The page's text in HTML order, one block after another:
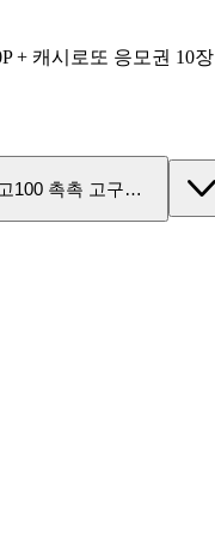
+ 캐시로또 응모권 10장
냉면